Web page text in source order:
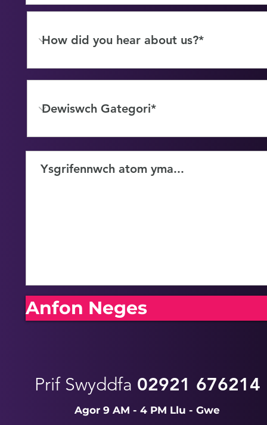
Anfon Neges
Prif Swyddfa 02921 676214
Agor 9 AM - 4 PM Llu - Gwe